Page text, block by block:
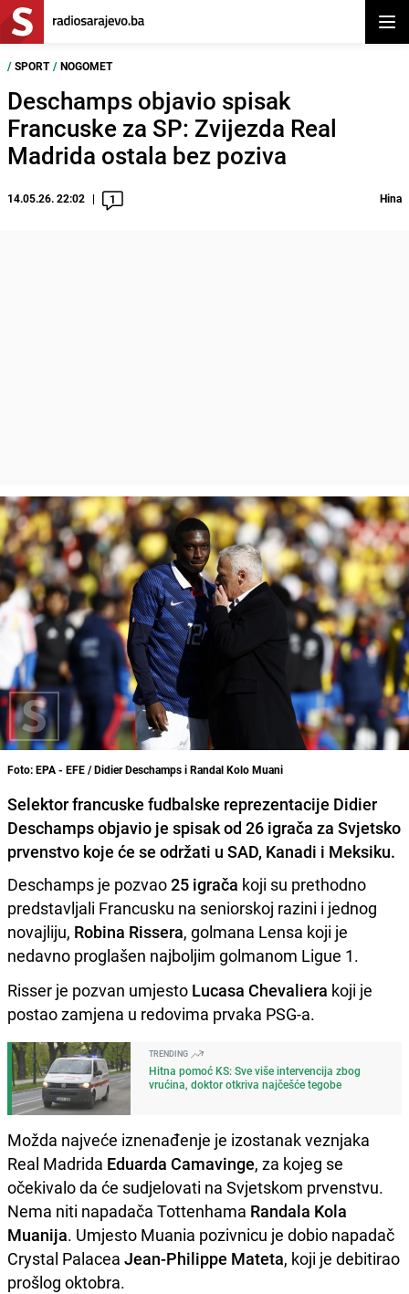
/ SPORT / NOGOMET
Deschamps objavio spisak
Francuske za SP: Zvijezda Real
Madrida ostala bez poziva
14.05.26. 22:02 1 Hina
Foto: EPA - EFE / Didier Deschamps i Randal Kolo Muani
Selektor francuske fudbalske reprezentacije Didier
Deschamps objavio je spisak od 26 igrača za Svjetsko
prvenstvo koje će se održati u SAD, Kanadi i Meksiku.
Deschamps je pozvao25 igrača koji su prethodno
predstavljali Francusku na seniorskoj razini i jednog
novajliju, Robina Rissera, golmana Lensa koji je
nedavno proglašen najboljim golmanom Ligue 1.
Risser je pozvan umjesto Lucasa Chevaliera koji je
postao zamjena u redovima prvaka PSG-a.
TRENDING
Hitna pomoć KS: Sve više intervencija zbog
vrućina, doktor otkriva najčešće tegobe
Možda najveće iznenađenje je izostanak veznjaka
Real Madrida Eduarda Camavinge, za kojeg se
očekivalo da će sudjelovati na Svjetskom prvenstvu.
Nema niti napadača Tottenhama Randala Kola
Muanija. Umjesto Muania pozivnicu je dobio napadač
Crystal Palacea Jean-Philippe Mateta, koji je debitirao
prošlog oktobra.